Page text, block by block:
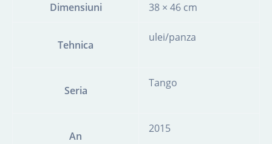
Dimensiuni 38 × 46 cm
Tehnica
ulei/panza
Seria
Tango
An
2015